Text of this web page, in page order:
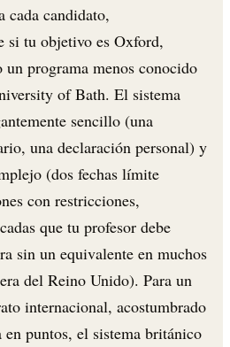
cada candidato,
si tu objetivo es Oxford,
un programa menos conocido
of Bath. El sistema
sencillo (una
una declaración personal) y
(dos fechas límite
con restricciones,
que tu profesor debe
sin un equivalente en muchos
del Reino Unido). Para un
internacional, acostumbrado
en puntos, el sistema británico